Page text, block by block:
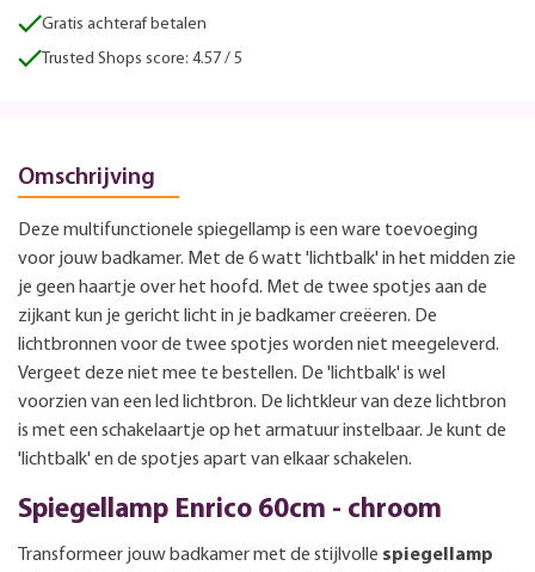
Gratis achteraf betalen
Trusted Shops score: 4.57 / 5
Omschrijving
Deze multifunctionele spiegellamp is een ware toevoeging
voor jouw badkamer. Met de 6 watt 'lichtbalk' in het midden zie
je geen haartje over het hoofd. Met de twee spotjes aan de
zijkant kun je gericht licht in je badkamer creëeren. De
lichtbronnen voor de twee spotjes worden niet meegeleverd.
Vergeet deze niet mee te bestellen. De 'lichtbalk' is wel
voorzien van een led lichtbron. De lichtkleur van deze lichtbron
is met een schakelaartje op het armatuur instelbaar. Je kunt de
'lichtbalk' en de spotjes apart van elkaar schakelen.
Spiegellamp Enrico 60cm - chroom
Transformeer jouw badkamer met de stijlvolle spiegellamp